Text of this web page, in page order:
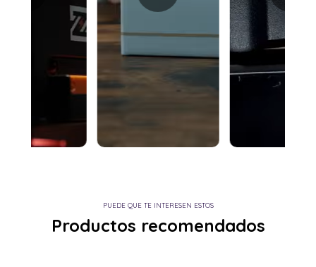
PUEDE QUE TE INTERESEN ESTOS
Productos recomendados